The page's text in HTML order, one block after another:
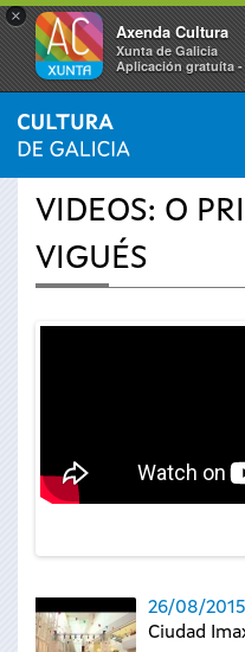
×
Axenda Cultura
Xunta de Galicia
Aplicación gratuíta -
Se
encuentra
usted
INICIO › ACTUALIDAD
VIDEOS: O
VIGUÉS
26/08/2015
Ciudad